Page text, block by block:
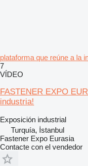
plataforma que reúne a la
7
VÍDEO
FASTENER EXPO
industria!
Exposición industrial
Turquía, İstanbul
Fastener Expo Eurasia
Contacte con el vendedor